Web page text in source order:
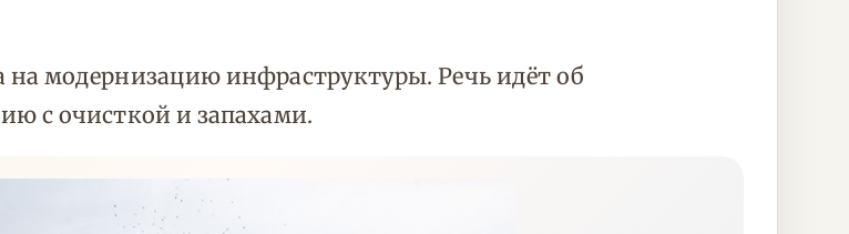
на модернизацию инфраструктуры. Речь идёт об
с очисткой и запахами.